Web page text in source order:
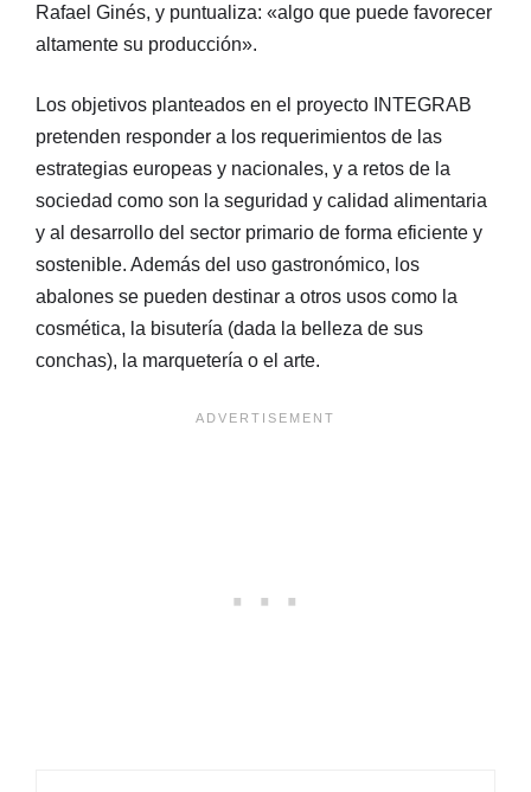
Rafael Ginés, y puntualiza: «algo que puede favorecer
altamente su producción».
Los objetivos planteados en el proyecto INTEGRAB
pretenden responder a los requerimientos de las
estrategias europeas y nacionales, y a retos de la
sociedad como son la seguridad y calidad alimentaria
y al desarrollo del sector primario de forma eficiente y
sostenible. Además del uso gastronómico, los
abalones se pueden destinar a otros usos como la
cosmética, la bisutería (dada la belleza de sus
conchas), la marquetería o el arte.